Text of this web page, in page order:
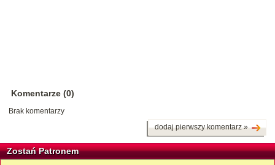
Komentarze (0)
Brak komentarzy
dodaj pierwszy komentarz »
Zostań Patronem